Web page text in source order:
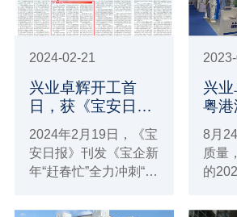
参与，对行业进行了全
方位、多层次、宽领
卓辉游嫔芳女士应邀出
席大会。
2024-02-21
兴业卓辉开工首
日，获《宝安日
报》报道！
2024年2月19日，《宝
安日报》刊发《宝企新
年“赶春忙”全力冲刺“开
业卓辉等宝安区企业在
兴
粤港
州
会
8月
质量
的
会在